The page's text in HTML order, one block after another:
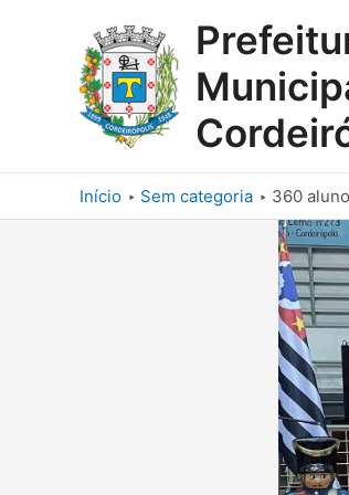
Início Sem categoria 360